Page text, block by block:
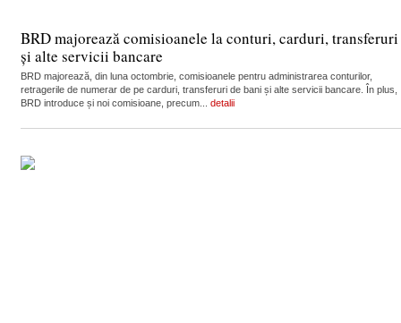
BRD majorează comisioanele la conturi, carduri, transferuri
și alte servicii bancare
BRD majorează, din luna octombrie, comisioanele pentru administrarea conturilor,
retragerile de numerar de pe carduri, transferuri de bani și alte servicii bancare. În plus,
BRD introduce și noi comisioane, precum... detalii